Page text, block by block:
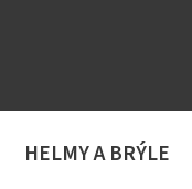
HELMY A BRÝLE